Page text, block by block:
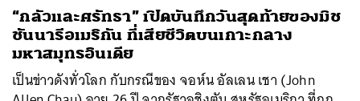
“กลัวและศรัทธา” เปิดบันทึกวันสุดท้ายของมิช
ชันนารีอเมริกัน ที่เสียชีวิตบนเกาะกลาง
มหาสมุทรอินเดีย
เป็นข่าวดังทั่วโลก กับกรณีของ จอห์น อัลเลน เชา (John